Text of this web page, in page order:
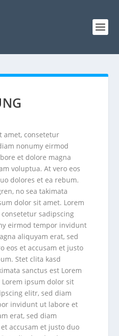
amet, consetetur
nonumy eirmod
et dolore magna
voluptua. At vero eos
dolores et ea rebum.
no sea takimata
dolor sit amet. Lorem
sadipscing
eirmod tempor invidunt
aliquyam erat, sed
eos et accusam et justo
Stet clita kasd
sanctus est Lorem
ipsum dolor sit
elitr, sed diam
invidunt ut labore et
erat, sed diam
accusam et justo duo